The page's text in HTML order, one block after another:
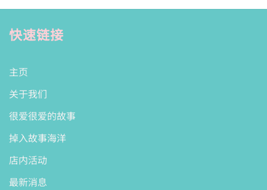
快速链接
主页
关于我们
很爱很爱的故事
掉入故事海洋
店内活动
最新消息